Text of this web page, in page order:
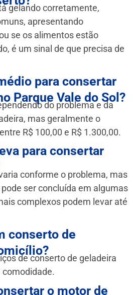
gelando corretamente,
apresentando
se os alimentos estão
é um sinal de que precisa de
para consertar
Parque Vale do Sol?
do problema e da
mas geralmente o
R$ 100,00 e R$ 1.300,00.
para consertar
conforme o problema, mas
ser concluída em algumas
complexos podem levar até
conserto de
de conserto de geladeira
o motor de